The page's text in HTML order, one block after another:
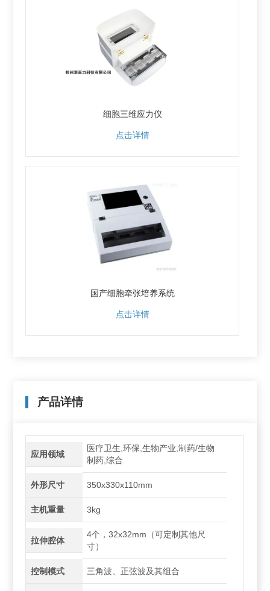
细胞三维应力仪
点击详情
国产细胞牵张培养系统
点击详情
产品详情
应用领域
医疗卫生,环保,生物产业,制药/生物
制药,综合
外形尺寸 350x330x110mm
主机重量 3kg
拉伸腔体
4个，32x32mm（可定制其他尺
寸）
控制模式 三角波、正弦波及其组合